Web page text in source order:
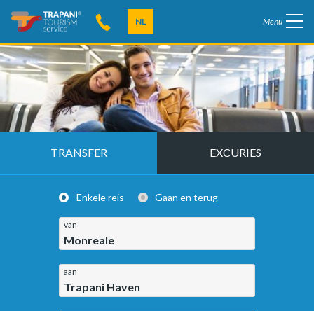
NL Menu
TRANSFER EXCURIES
Enkele reis Gaan en terug
van
Monreale
aan
Trapani Haven